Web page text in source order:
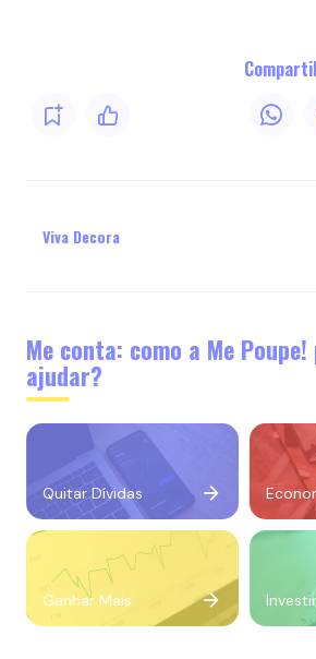
Viva Decora
Me conta: como a Me
ajudar?
Quitar Dívidas
Ganhar Mais Investir